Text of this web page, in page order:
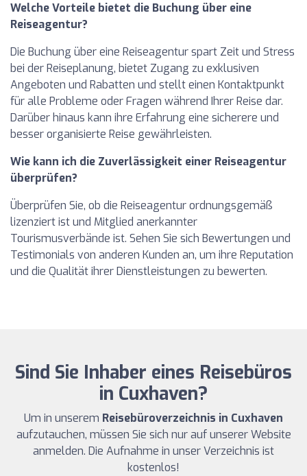
Welche Vorteile bietet die Buchung über eine
Reiseagentur?
Die Buchung über eine Reiseagentur spart Zeit und Stress
bei der Reiseplanung, bietet Zugang zu exklusiven
Angeboten und Rabatten und stellt einen Kontaktpunkt
für alle Probleme oder Fragen während Ihrer Reise dar.
Darüber hinaus kann ihre Erfahrung eine sicherere und
besser organisierte Reise gewährleisten.
Wie kann ich die Zuverlässigkeit einer Reiseagentur
überprüfen?
Überprüfen Sie, ob die Reiseagentur ordnungsgemäß
lizenziert ist und Mitglied anerkannter
Tourismusverbände ist. Sehen Sie sich Bewertungen und
Testimonials von anderen Kunden an, um ihre Reputation
und die Qualität ihrer Dienstleistungen zu bewerten.
Sind Sie Inhaber eines Reisebüros
in Cuxhaven?
Um in unserem Reisebüroverzeichnis in Cuxhaven
aufzutauchen, müssen Sie sich nur auf unserer Website
anmelden. Die Aufnahme in unser Verzeichnis ist
kostenlos!